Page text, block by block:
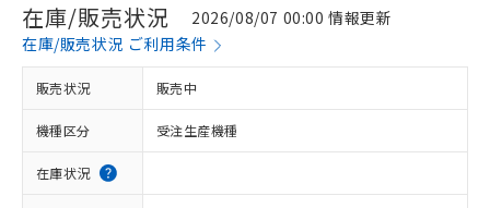
在庫/販売状況
2026/08/07 00:00 情報更新
在庫/販売状況 ご利用条件
販売状況 販売中
機種区分 受注生産機種
在庫状況